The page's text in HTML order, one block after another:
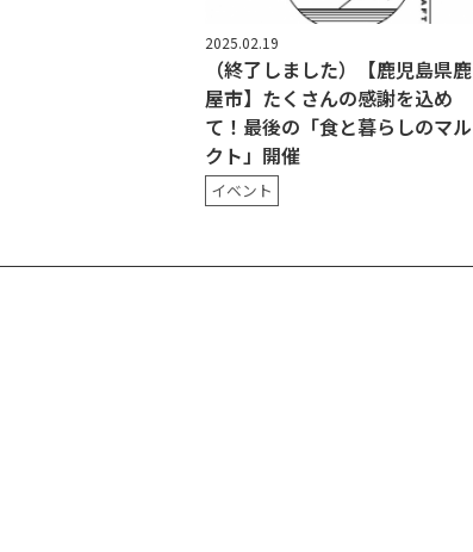
2025.02.19
（終了しました）【鹿児島県鹿
屋市】たくさんの感謝を込め
て！最後の「食と暮らしのマル
クト」開催
イベント